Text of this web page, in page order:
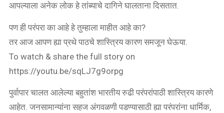
आपल्याला अनेक लोक हे तांब्याचे दागिने घालताना दिसतात.
पण ही परंपरा का आहे हे तुम्हाला माहीत आहे का?
तर आज आपण ह्या प्रथे पाठचे शास्त्रिय कारण समजून घेऊया.
To watch & share the full story on
https://youtu.be/sqLJ7g9orpg
पुर्वापार चालत आलेल्या बहुतांश भारतीय रुढी परंपरांपाठी शास्त्रिय कारणे
आहेत. जनसामान्यांना सहज अंगवळणी पडण्यासाठी ह्या परंपरांना धार्मिक,